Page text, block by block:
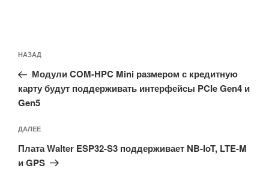
по
записям
Предыдущая
запись:
НАЗАД
Модули COM-HPC Mini размером с кредитную
карту будут поддерживать интерфейсы PCIe Gen4 и
Gen5
Следующая
запись
ДАЛЕЕ
Плата Walter ESP32-S3 поддерживает NB-IoT, LTE-M
и GPS